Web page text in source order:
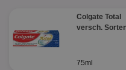
Colgate Total
versch.
75ml